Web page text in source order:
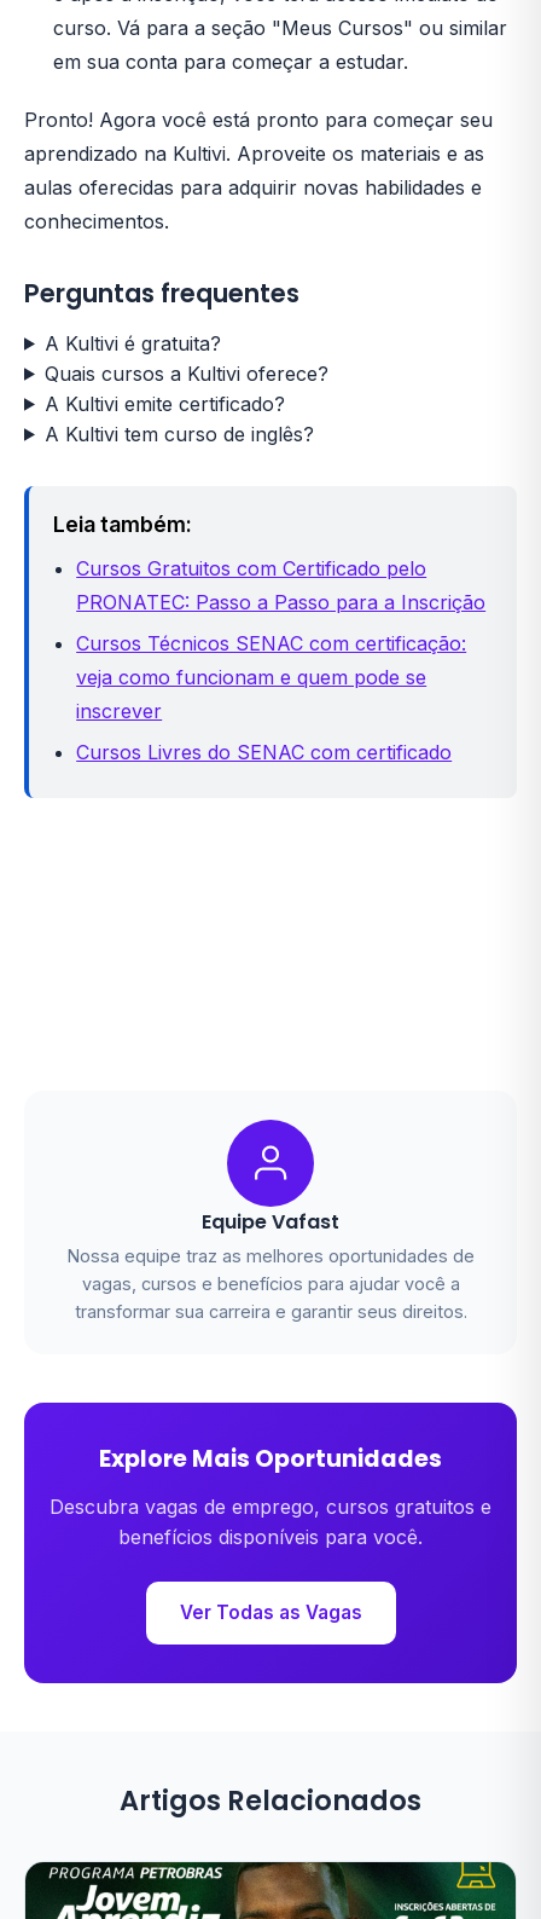
curso. Vá para a seção "Meus Cursos" ou similar
em sua conta para começar a estudar.
Pronto! Agora você está pronto para começar seu
aprendizado na Kultivi. Aproveite os materiais e as
aulas oferecidas para adquirir novas habilidades e
conhecimentos.
Perguntas frequentes
A Kultivi é gratuita?
Quais cursos a Kultivi oferece?
A Kultivi emite certificado?
A Kultivi tem curso de inglês?
Leia também:
Cursos Gratuitos com Certificado pelo
PRONATEC: Passo a Passo para a Inscrição
Cursos Técnicos SENAC com certificação:
veja como funcionam e quem pode se
inscrever
Cursos Livres do SENAC com certificado
Equipe Vafast
Nossa equipe traz as melhores oportunidades de
vagas, cursos e benefícios para ajudar você a
transformar sua carreira e garantir seus direitos.
Explore Mais Oportunidades
Descubra vagas de emprego, cursos gratuitos e
benefícios disponíveis para você.
Ver Todas as Vagas
Artigos Relacionados